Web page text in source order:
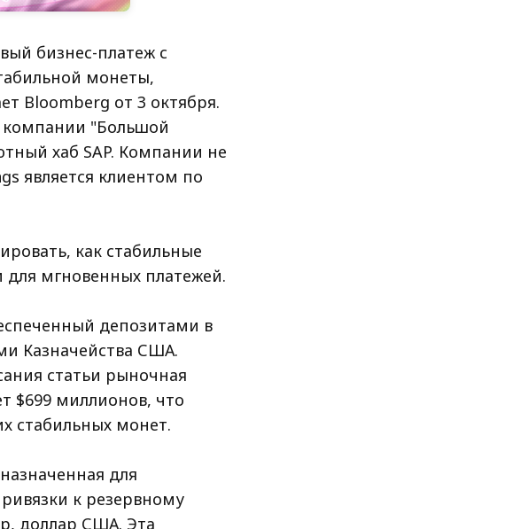
бизнес-платеж с
монеты,
Bloomberg от 3 октября.
компании "Большой
хаб SAP. Компании не
является клиентом по
как стабильные
мгновенных платежей.
депозитами в
Казначейства США.
статьи рыночная
$699 миллионов, что
стабильных монет.
для
к резервному
доллар США. Эта